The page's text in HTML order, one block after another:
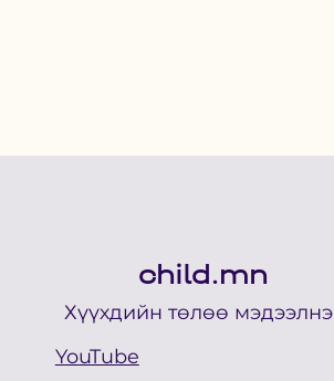
child.mn
Хүүхдийн төлөө мэдээлнэ
YouTube